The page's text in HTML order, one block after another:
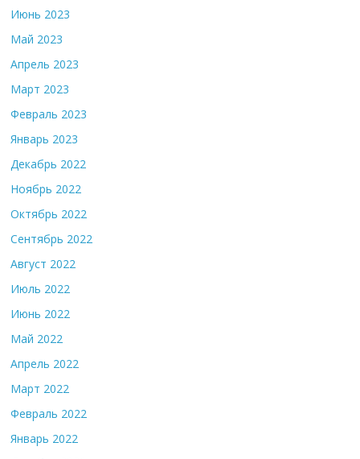
Июнь 2023
Май 2023
Апрель 2023
Март 2023
Февраль 2023
Январь 2023
Декабрь 2022
Ноябрь 2022
Октябрь 2022
Сентябрь 2022
Август 2022
Июль 2022
Июнь 2022
Май 2022
Апрель 2022
Март 2022
Февраль 2022
Январь 2022